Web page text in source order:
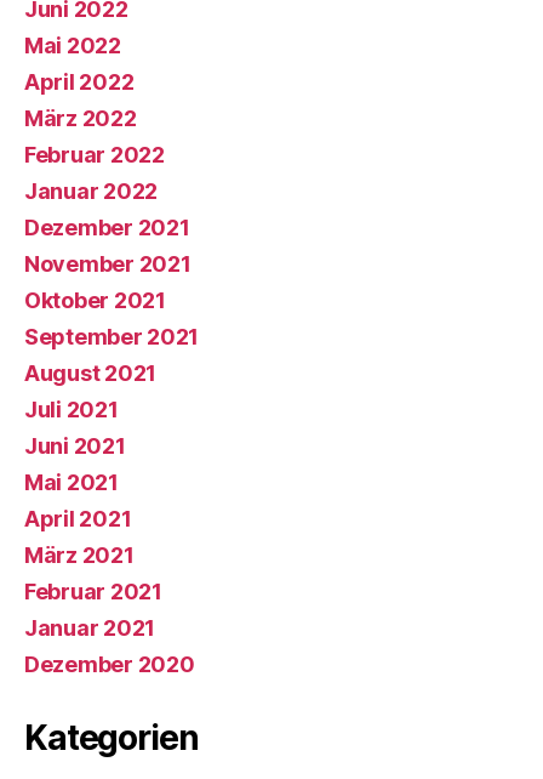
Juni 2022
Mai 2022
April 2022
März 2022
Februar 2022
Januar 2022
Dezember 2021
November 2021
Oktober 2021
September 2021
August 2021
Juli 2021
Juni 2021
Mai 2021
April 2021
März 2021
Februar 2021
Januar 2021
Dezember 2020
Kategorien